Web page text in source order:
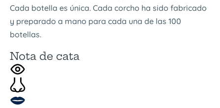
Cada botella es única. Cada corcho ha sido fabricado
y preparado a mano para cada una de las 100
botellas.
Nota de cata